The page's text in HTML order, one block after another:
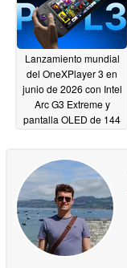
Lanzamiento mundial
del OneXPlayer 3 en
junio de 2026 con Intel
Arc G3 Extreme y
pantalla OLED de 144